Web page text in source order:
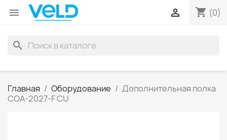
 shopping_cart (0)

search
Главная Оборудование
Дополнительная полка
COA-2027-F CU